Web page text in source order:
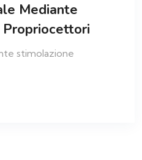
Mediante
stimolazione